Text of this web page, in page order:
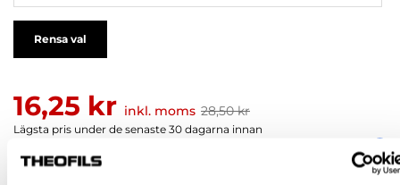
Rensa val
16,25 kr inkl. moms 28,50 kr
Lägsta pris under de senaste 30 dagarna innan
Pris / 1 st: 16,25 kr